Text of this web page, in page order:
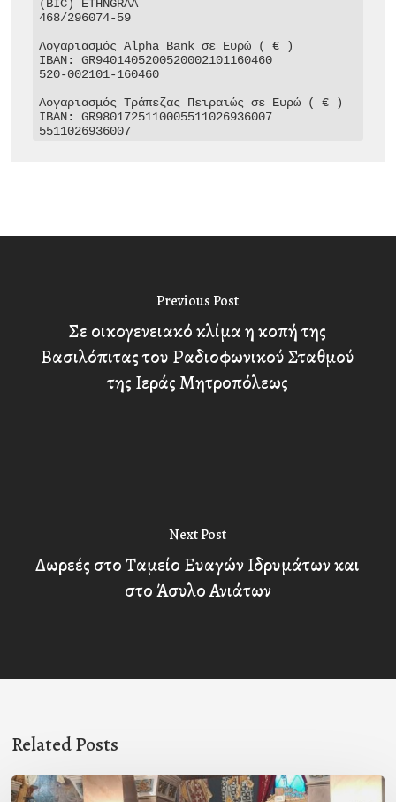
(BIC) ETHNGRAA
468/296074-59
Λογαριασμός Alpha Bank σε Ευρώ ( € )
IBAN: GR9401405200520002101160460
520-002101-160460
Λογαριασμός Τράπεζας Πειραιώς σε Ευρώ ( € )
IBAN: GR9801725110005511026936007
5511026936007
Previous Post
Σε οικογενειακό κλίμα η κοπή της
Βασιλόπιτας του Ραδιοφωνικού Σταθμού
της Ιεράς Μητροπόλεως
Next Post
Δωρεές στο Ταμείο Ευαγών Ιδρυμάτων και
στο Άσυλο Ανιάτων
Related Posts
Ιερά